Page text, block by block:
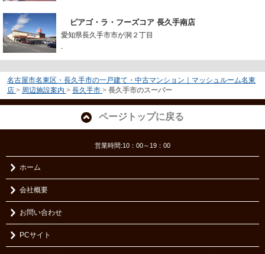
ピアゴ・ラ・フーズコア 長久手南店
愛知県長久手市市が洞２丁目
-
名古屋市名東区・長久手市の一戸建て・中古マンション｜マッシュルーム名東
店 > 周辺施設案内 > 長久手市 > 長久手市のスーパー
ページトップに戻る
営業時間:10：00～19：00
ホーム
会社概要
お問い合わせ
PCサイト